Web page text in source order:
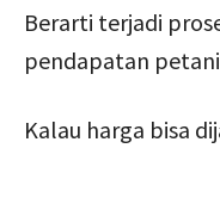
Berarti terjadi
pendapatan
Kalau harga bisa